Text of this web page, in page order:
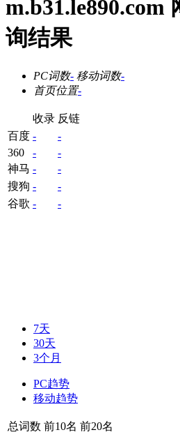
m.b31.le890.com
询结果
PC词数- 移动词数-
首页位置-
收录 反链
百度 -
-
360
-
-
神马 -
-
搜狗 -
-
谷歌 - -
7天
30天
3个月
PC趋势
移动趋势
总词数 前10名 前20名